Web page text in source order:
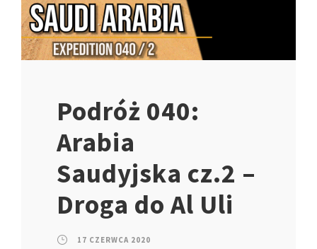
Podróż 040:
Arabia
Saudyjska cz.2 –
Droga do Al Uli
17 CZERWCA 2020